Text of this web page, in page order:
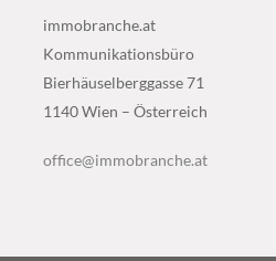
immobranche.at
Kommunikationsbüro
Bierhäuselberggasse 71
1140 Wien – Österreich
office@immobranche.at